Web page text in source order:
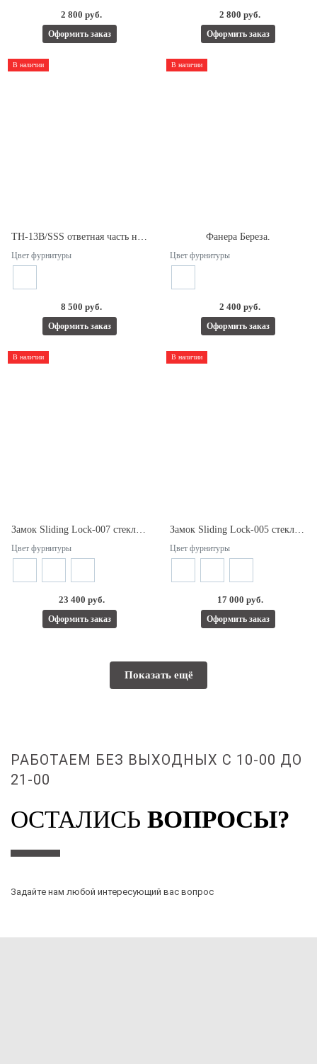
2 800 руб.
Оформить заказ
2 800 руб.
Оформить заказ
В наличии
TH-13В/SSS ответная часть на стекло для замка ТН-13А.
Цвет фурнитуры
8 500 руб.
Оформить заказ
В наличии
Фанера Береза.
Цвет фурнитуры
2 400 руб.
Оформить заказ
В наличии
Замок Sliding Lock-007 стекло-стекло с ответной частью на стекло для раздвижной двери.
Цвет фурнитуры
23 400 руб.
Оформить заказ
В наличии
Замок Sliding Lock-005 стекло-стена с ответной частью на стену для раздвижной двери.
Цвет фурнитуры
17 000 руб.
Оформить заказ
Показать ещё
РАБОТАЕМ БЕЗ ВЫХОДНЫХ С 10-00 ДО
21-00
ОСТАЛИСЬ ВОПРОСЫ?
Задайте нам любой интересующий вас вопрос